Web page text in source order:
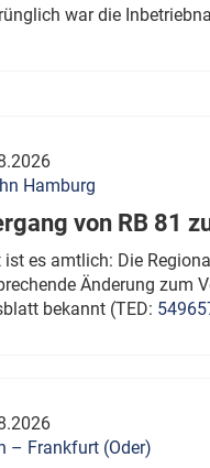
ETCSwar die
Hamburg
von RB 81
ist es amtlich: Die
Änderung zum
bekannt (TED:
– Frankfurt (Oder)